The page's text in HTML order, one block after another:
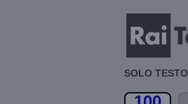
SOLO TESTO